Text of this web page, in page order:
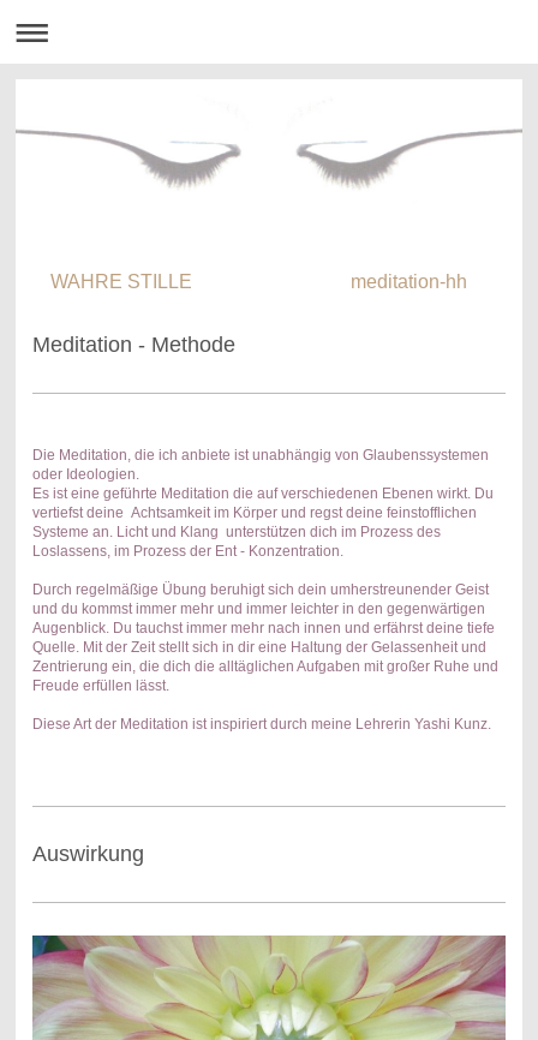
WAHRE STILLE meditation-hh
Meditation - Methode
Die Meditation, die ich anbiete ist unabhängig von Glaubenssystemen
oder Ideologien.
Es ist eine geführte Meditation die auf verschiedenen Ebenen wirkt. Du
vertiefst deine Achtsamkeit im Körper und regst deine feinstofflichen
Systeme an. Licht und Klang unterstützen dich im Prozess des
Loslassens, im Prozess der Ent - Konzentration.
Durch regelmäßige Übung beruhigt sich dein umherstreunender Geist
und du kommst immer mehr und immer leichter in den gegenwärtigen
Augenblick. Du tauchst immer mehr nach innen und erfährst deine tiefe
Quelle. Mit der Zeit stellt sich in dir eine Haltung der Gelassenheit und
Zentrierung ein, die dich die alltäglichen Aufgaben mit großer Ruhe und
Freude erfüllen lässt.
Diese Art der Meditation ist inspiriert durch meine Lehrerin Yashi Kunz.
Auswirkung